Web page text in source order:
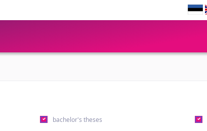
bachelor's theses